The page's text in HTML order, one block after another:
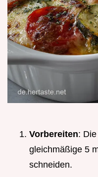
Vorbereiten:
gleichmäßige 5
schneiden.